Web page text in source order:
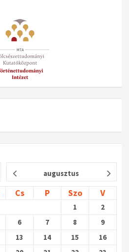
szerződés
augusztus
Cs P Szo V
1
2
6 7 8
9
13 14 15
16